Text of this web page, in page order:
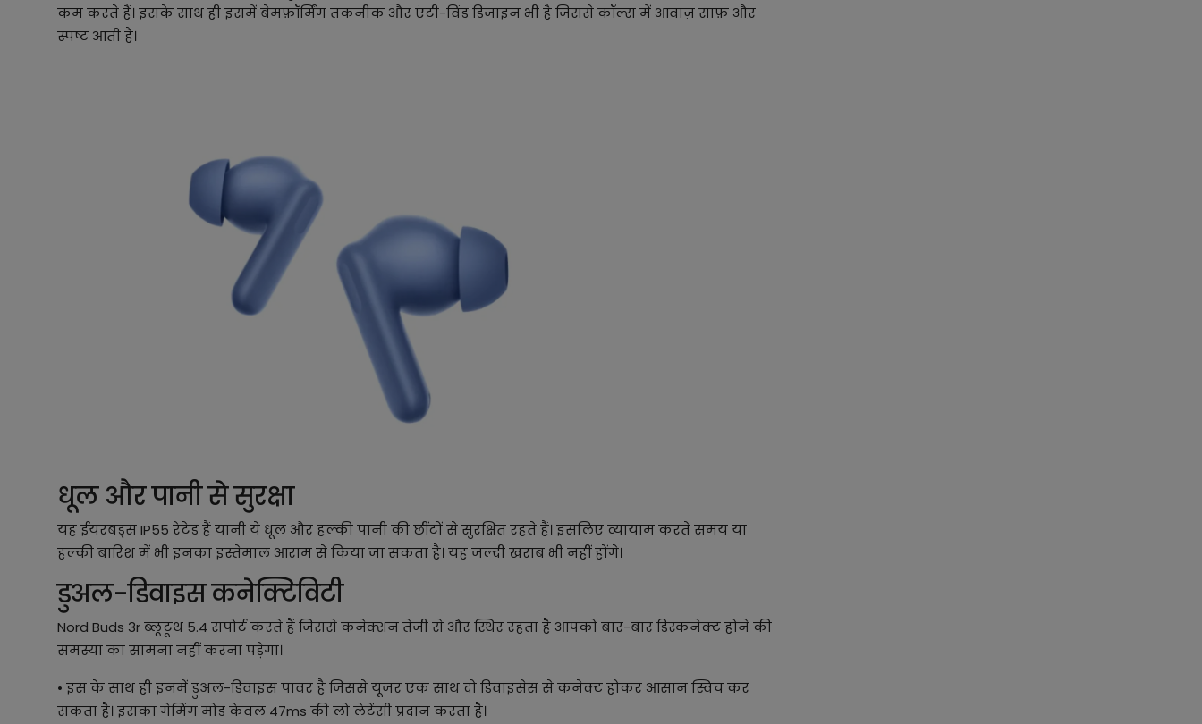
कम करते हैं। इसके साथ ही इसमें बेमफ़ॉर्मिंग तकनीक और एंटी-विंड डिजाइन भी है जिससे कॉल्स में आवाज़ साफ़ और
स्पष्ट आती है।
धूल और पानी से सुरक्षा
यह ईयरबड्स IP55 रेटेड हैं यानी ये धूल और हल्की पानी की छींटों से सुरक्षित रहते हैं। इसलिए व्यायाम करते समय या
हल्की बारिश में भी इनका इस्तेमाल आराम से किया जा सकता है। यह जल्दी खराब भी नहीं होंगे।
डुअल-डिवाइस कनेक्टिविटी
Nord Buds 3r ब्लूटूथ 5.4 सपोर्ट करते हैं जिससे कनेक्शन तेजी से और स्थिर रहता है आपको बार-बार डिस्कनेक्ट होने की
समस्या का सामना नहीं करना पड़ेगा।
• इस के साथ ही इनमें डुअल-डिवाइस पावर है जिससे यूजर एक साथ दो डिवाइसेस से कनेक्ट होकर आसान स्विच कर
सकता है। इसका गेमिंग मोड केवल 47ms की लो लेटेंसी प्रदान करता है।